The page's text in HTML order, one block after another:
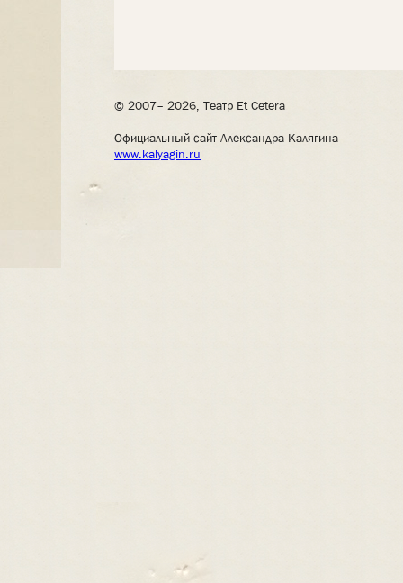
© 2007– 2026, Театр Et Cetera
Официальный сайт Александра Калягина
www.kalyagin.ru